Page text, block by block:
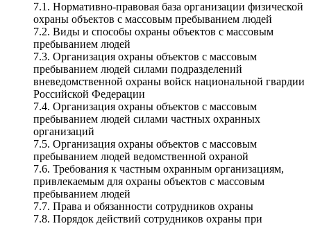
7.1. Нормативно-правовая база организации физической
охраны объектов с массовым пребыванием людей
7.2. Виды и способы охраны объектов с массовым
пребыванием людей
7.3. Организация охраны объектов с массовым
пребыванием людей силами подразделений
вневедомственной охраны войск национальной гвардии
Российской Федерации
7.4. Организация охраны объектов с массовым
пребыванием людей силами частных охранных
организаций
7.5. Организация охраны объектов с массовым
пребыванием людей ведомственной охраной
7.6. Требования к частным охранным организациям,
привлекаемым для охраны объектов с массовым
пребыванием людей
7.7. Права и обязанности сотрудников охраны
7.8. Порядок действий сотрудников охраны при